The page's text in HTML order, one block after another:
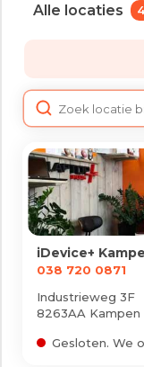
Alle locaties
iDevice+
038 720 0871
Industrieweg 3F
8263AA Kampen
Gesloten. We